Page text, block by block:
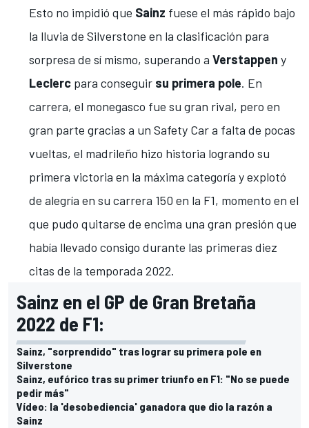
Esto no impidió que Sainz fuese el más rápido bajo
la lluvia de Silverstone en la clasificación para
sorpresa de sí mismo, superando a Verstappen y
Leclerc para conseguir su primera pole. En
carrera, el monegasco fue su gran rival, pero en
gran parte gracias a un Safety Car a falta de pocas
vueltas, el madrileño hizo historia logrando su
primera victoria en la máxima categoría y explotó
de alegría en su carrera 150 en la F1, momento en el
que pudo quitarse de encima una gran presión que
había llevado consigo durante las primeras diez
citas de la temporada 2022.
Sainz en el GP de Gran Bretaña
2022 de F1:
Sainz, "sorprendido" tras lograr su primera pole en
Silverstone
Sainz, eufórico tras su primer triunfo en F1: "No se puede
pedir más"
Vídeo: la 'desobediencia' ganadora que dio la razón a
Sainz